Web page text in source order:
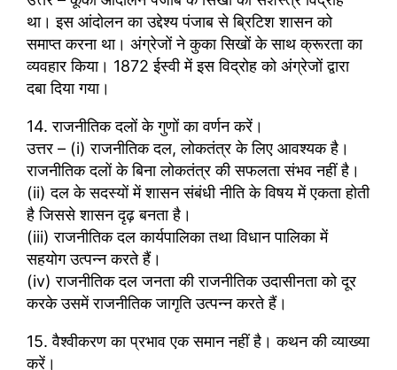
था। इस आंदोलन का उद्देश्य पंजाब से ब्रिटिश शासन को
समाप्त करना था। अंग्रेजों ने कुका सिखों के साथ क्रूरता का
व्यवहार किया। 1872 ईस्वी में इस विद्रोह को अंग्रेजों द्वारा
दबा दिया गया।
14. राजनीतिक दलों के गुणों का वर्णन करें।
उत्तर – (i) राजनीतिक दल, लोकतंत्र के लिए आवश्यक है।
राजनीतिक दलों के बिना लोकतंत्र की सफलता संभव नहीं है।
(ii) दल के सदस्यों में शासन संबंधी नीति के विषय में एकता होती
है जिससे शासन दृढ़ बनता है।
(iii) राजनीतिक दल कार्यपालिका तथा विधान पालिका में
सहयोग उत्पन्न करते हैं।
(iv) राजनीतिक दल जनता की राजनीतिक उदासीनता को दूर
करके उसमें राजनीतिक जागृति उत्पन्न करते हैं।
15. वैश्वीकरण का प्रभाव एक समान नहीं है। कथन की व्याख्या
करें।